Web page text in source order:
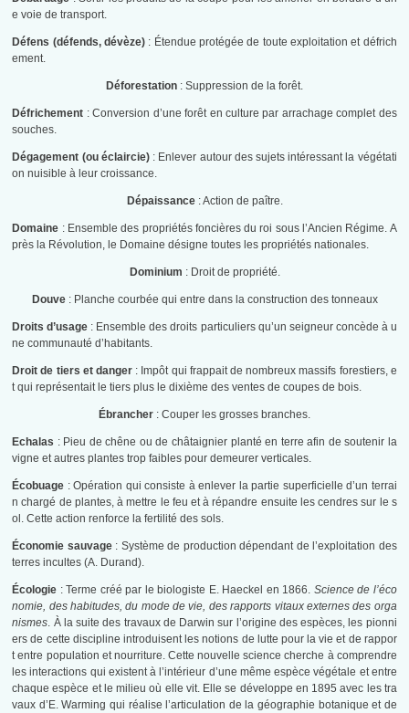
e voie de transport.
Défens (défends, dévèze): Étendue protégée de toute exploitation et défrich
ement.
Déforestation : Suppression de la forêt.
Défrichement : Conversion d’une forêt en culture par arrachage complet des
souches.
Dégagement (ou éclaircie): Enlever autour des sujets intéressant la végétati
on nuisible à leur croissance.
Dépaissance: Action de paître.
Domaine : Ensemble des propriétés foncières du roi sous l’Ancien Régime. A
près la Révolution, le Domaine désigne toutes les propriétés nationales.
Dominium : Droit de propriété.
Douve : Planche courbée qui entre dans la construction des tonneaux
Droits d’usage : Ensemble des droits particuliers qu’un seigneur concède à u
ne communauté d’habitants.
Droit de tiers et danger : Impôt qui frappait de nombreux massifs forestiers, e
t qui représentait le tiers plus le dixième des ventes de coupes de bois.
Ébrancher : Couper les grosses branches.
Echalas : Pieu de chêne ou de châtaignier planté en terre afin de soutenir la
vigne et autres plantes trop faibles pour demeurer verticales.
Écobuage : Opération qui consiste à enlever la partie superficielle d’un terrai
n chargé de plantes, à mettre le feu et à répandre ensuite les cendres sur le s
ol. Cette action renforce la fertilité des sols.
Économie sauvage: Système de production dépendant de l’exploitation des
terres incultes (A. Durand).
Écologie : Terme créé par le biologiste E. Haeckel en 1866. Science de l’éco
nomie, des habitudes, du mode de vie, des rapports vitaux externes des orga
nismes. À la suite des travaux de Darwin sur l’origine des espèces, les pionni
ers de cette discipline introduisent les notions de lutte pour la vie et de rappor
t entre population et nourriture. Cette nouvelle science cherche à comprendre
les interactions qui existent à l’intérieur d’une même espèce végétale et entre
chaque espèce et le milieu où elle vit. Elle se développe en 1895 avec les tra
vaux d’E. Warming qui réalise l’articulation de la géographie botanique et de